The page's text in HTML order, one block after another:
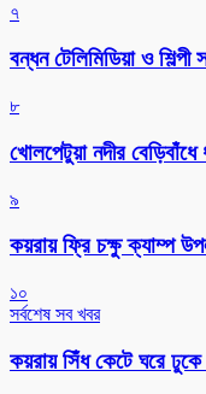
৭
বন্ধন টেলিমিডিয়া ও শিল্পী
৮
খোলপেটুয়া নদীর
৯
কয়রায় ফ্রি চক্ষু ক্যাম্প
১০
সর্বশেষ সব খবর
কয়রায় সিঁধ কেটে ঘরে